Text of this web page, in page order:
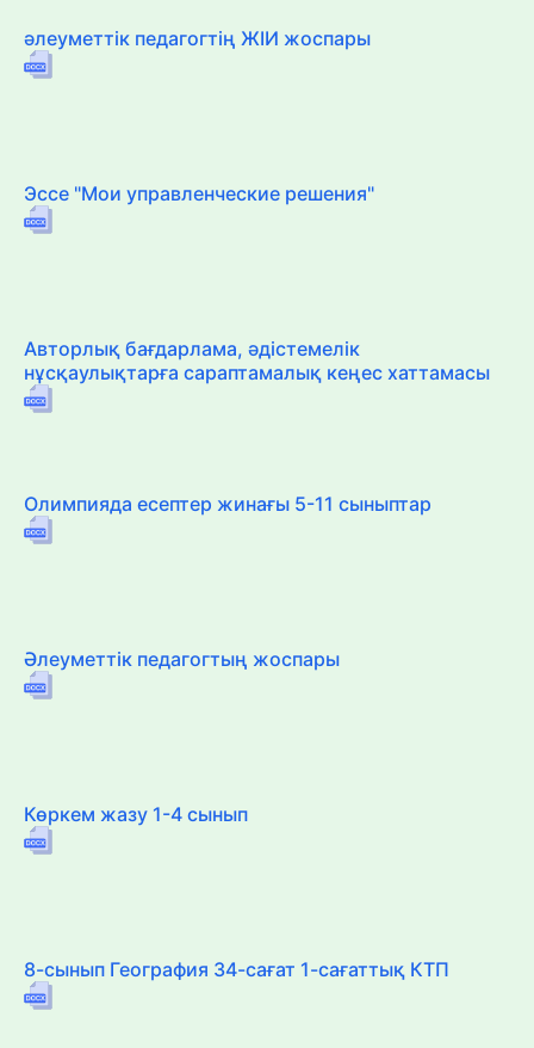
әлеуметтік педагогтің ЖІИ жоспары
Эссе "Мои управленческие решения"
Авторлық бағдарлама, әдістемелік
нұсқаулықтарға сараптамалық кеңес хаттамасы
Олимпияда есептер жинағы 5-11 сыныптар
Әлеуметтік педагогтың жоспары
Көркем жазу 1-4 сынып
8-сынып География 34-сағат 1-сағаттық КТП